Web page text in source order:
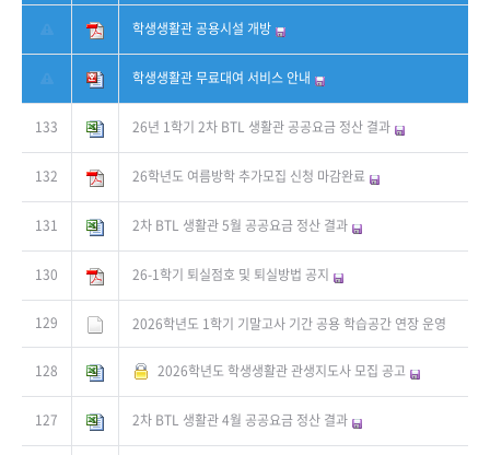
학생생활관 공용시설 개방
학생생활관 무료대여 서비스 안내
133 26년 1학기 2차 BTL 생활관 공공요금 정산 결과
132 26학년도 여름방학 추가모집 신청 마감완료
131 2차 BTL 생활관 5월 공공요금 정산 결과
130 26-1학기 퇴실점호 및 퇴실방법 공지
129 2026학년도 1학기 기말고사 기간 공용 학습공간 연장 운영
128 2026학년도 학생생활관 관생지도사 모집 공고
127 2차 BTL 생활관 4월 공공요금 정산 결과